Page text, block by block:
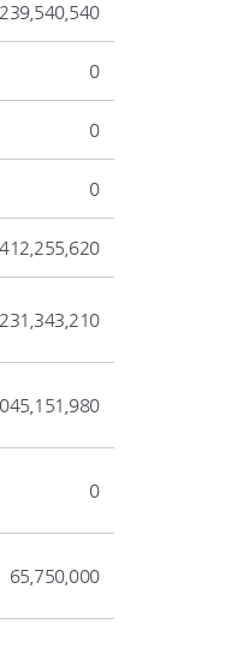
239,540,540
0
0
0
0
65,750,000